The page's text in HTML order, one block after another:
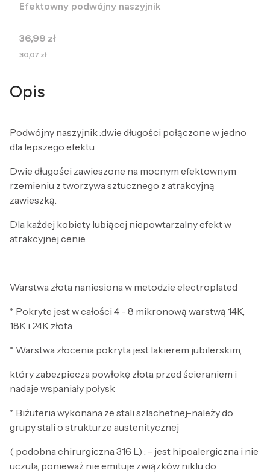
Efektowny podwójny naszyjnik
Cena
36,99 zł
Cena
30,07 zł
Opis
Podwójny naszyjnik :dwie długości połączone w jedno
dla lepszego efektu.
Dwie długości zawieszone na mocnym efektownym
rzemieniu z tworzywa sztucznego z atrakcyjną
zawieszką.
Dla każdej kobiety lubiącej niepowtarzalny efekt w
atrakcyjnej cenie.
Warstwa złota naniesiona w metodzie electroplated
* Pokryte jest w całości 4 - 8 mikronową warstwą 14K,
18K i 24K złota
* Warstwa złocenia pokryta jest lakierem jubilerskim,
który zabezpiecza powłokę złota przed ścieraniem i
nadaje wspaniały połysk
* Biżuteria wykonana ze stali szlachetnej-należy do
grupy stali o strukturze austenitycznej
( podobna chirurgiczna 316 L) : - jest hipoalergiczna i nie
uczula, ponieważ nie emituje związków niklu do